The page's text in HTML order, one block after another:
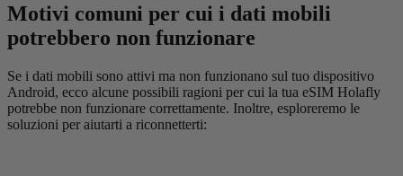
Motivi comuni per cui i dati mobili
potrebbero non funzionare
Se i dati mobili sono attivi ma non funzionano sul tuo dispositivo
Android, ecco alcune possibili ragioni per cui la tua eSIM Holafly
potrebbe non funzionare correttamente. Inoltre, esploreremo le
soluzioni per aiutarti a riconnetterti: